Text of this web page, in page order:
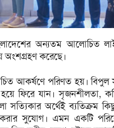
অন্যতম আলোচিত
অংশগ্রহণ করেছে।
আকর্ষণে পরিণত হয়।
ফিরে যান। সৃজনশীলতা,
অর্থেই ব্যতিক্রম
করার সুযোগ। এমন একটি